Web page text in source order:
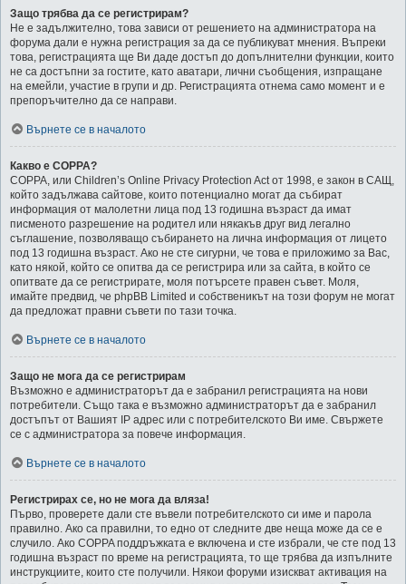
Защо трябва да се регистрирам?
Не е задължително, това зависи от решението на администратора на
форума дали е нужна регистрация за да се публикуват мнения. Въпреки
това, регистрацията ще Ви даде достъп до допълнителни функции, които
не са достъпни за гостите, като аватари, лични съобщения, изпращане
на емейли, участие в групи и др. Регистрацията отнема само момент и е
препоръчително да се направи.
Върнете се в началото
Какво е COPPA?
COPPA, или Children’s Online Privacy Protection Act от 1998, е закон в САЩ,
който задължава сайтове, които потенциално могат да събират
информация от малолетни лица под 13 годишна възраст да имат
писменото разрешение на родител или някакъв друг вид легално
съглашение, позволяващо събирането на лична информация от лицето
под 13 годишна възраст. Ако не сте сигурни, че това е приложимо за Вас,
като някой, който се опитва да се регистрира или за сайта, в който се
опитвате да се регистрирате, моля потърсете правен съвет. Моля,
имайте предвид, че phpBB Limited и собственикът на този форум не могат
да предложат правни съвети по тази точка.
Върнете се в началото
Защо не мога да се регистрирам
Възможно е администраторът да е забранил регистрацията на нови
потребители. Също така е възможно администраторът да е забранил
достъпът от Вашият IP адрес или с потребителското Ви име. Свържете
се с администратора за повече информация.
Върнете се в началото
Регистрирах се, но не мога да вляза!
Първо, проверете дали сте въвели потребителското си име и парола
правилно. Ако са правилни, то едно от следните две неща може да се е
случило. Ако COPPA поддръжката е включена и сте избрали, че сте под 13
годишна възраст по време на регистрацията, то ще трябва да изпълните
инструкциите, които сте получили. Някои форуми изискват активация на